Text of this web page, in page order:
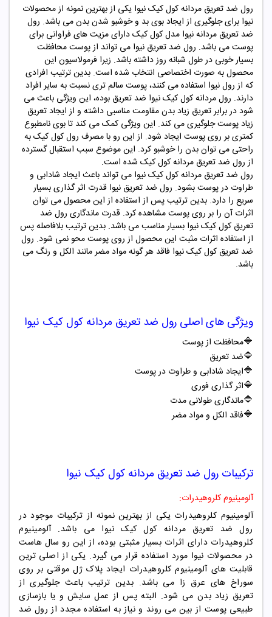
رول ضد تعریق مردانه کول کیک نیوا یکی از بهترین نمونه از محصولات
نیوا برای جلوگیری از ایجاد بوی بد و خوشبو شدن بدن می باشد. رول
ضد تعریق مردانه نیوا مدل کول کیک دارای مزیت های فراوانی برای
پوست می باشد. رول ضد تعریق نیوا می تواند از پوست محافظت
بسیار خوبی در طول شبانه روز داشته باشد. زیرا فرمولاسیون این
محصول به صورت اختصاصی انتخاب شده است. بدین ترتیب افرادی
که از رول نیوا استفاده می کنند، پوست سالم تری نسبت به سایر افراد
دارند. رول مردانه کول کیک نیوا ضد تعریق بوده، این ویژگی باعث می
شود در برابر تعریق زیاد بدن مقاومت مناسبی داشته و از ایجاد تعریق
زیاد پوست جلوگیری می کند. این ویژگی کمک می کند تا بوی نامطبوع
کمتری بر روی پوست ایجاد شود. از این رو با مصرف رول کول کیک به
راحتی می توان بدن را خوشبو کرد. این موضوع سبب استقبال گسترده
از رول ضد تعریق مردانه کول کیک شده است.
رول ضد تعریق مردانه کول کیک نیوا می تواند باعث ایجاد شادابی و
طراوت در پوست بشود. رول ضد تعریق نیوا قدرت اثر گذاری بسیار
سریع را دارد. بدین ترتیب پس از استفاده از این محصول می توان
اثرات آن را بر روی پوست مشاهده کرد. قدرت ماندگاری رول ضد
تعریق کول کیک نیوا بسیار مناسب می باشد. بدین ترتیب بلافاصله پس
از استفاده اثرات مثبت این محصول از روی پوست محو نمی شود. رول
ضد تعریق کول کیک نیوا فاقد هر گونه مواد مضر مانند الکل و رنگ می
باشد.
ویژگی های اصلی رول ضد تعریق مردانه کول کیک نیوا
🔷محافظت از پوست
🔷ضد تعریق
🔷ایجاد شادابی و طراوت در پوست
🔷اثر گذاری فوری
🔷ماندگاری طولانی مدت
🔷فاقد الکل و مواد مضر
ترکیبات رول ضد تعریق مردانه کول کیک نیوا
آلومینیوم کلروهیدرات:
آلومینیوم کلروهیدرات یکی از بهترین نمونه از ترکیبات موجود در
رول ضد تعریق مردانه کول کیک نیوا می باشد. آلومینیوم
کلروهیدرات دارای اثرات بسیار مثبتی بوده، از این رو سال هاست
در محصولات نیوا مورد استفاده قرار می گیرد. یکی از اصلی ترین
قابلیت های آلومینیوم کلروهیدرات ایجاد پلاک ژل موقتی بر روی
سوراخ های عرق زا می باشد. بدین ترتیب باعث جلوگیری از
تعریق زیاد بدن می شود. البته پس از عمل سایش و یا بازسازی
طبیعی پوست از بین می روند و نیاز به استفاده مجدد از رول ضد